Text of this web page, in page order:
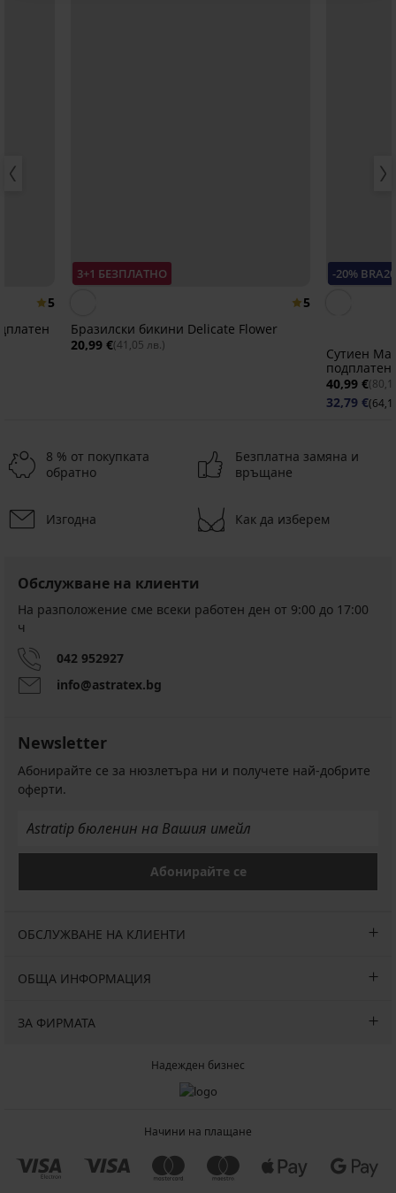
5
3+1 БЕЗПЛАТНО
5
Бразилски бикини Delicate Flower
20,99 €(41,05 лв.)
-20% BRA20
Сутиен
подплатен
40,99 €
32,79 €
8 % от покупката
обратно
Безплатна замяна и
връщане
Изгодна Как да изберем
Обслужване на клиенти
На разположение сме всеки работен ден от 9:00 до 17:00
ч
042 952927
info@astratex.bg
Newsletter
Абонирайте се за нюзлетъра ни и получете най-добрите
оферти.
Абонирайте се
ОБСЛУЖВАНЕ НА КЛИЕНТИ
ОБЩА ИНФОРМАЦИЯ
ЗА ФИРМАТА
Надежден бизнес
Начини на плащане